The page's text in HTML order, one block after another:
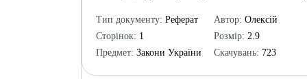
Тип документу: Реферат
Сторінок: 1
Предмет: Закони України
Автор: Олексій
Розмір: 2.9
Скачувань: 723